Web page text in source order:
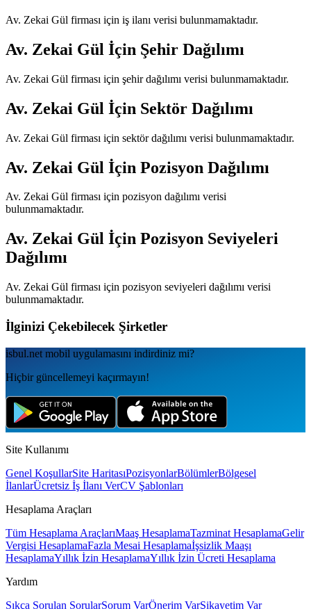
Av. Zekai Gül firması için iş ilanı verisi bulunmamaktadır.
Av. Zekai Gül İçin Şehir Dağılımı
Av. Zekai Gül firması için şehir dağılımı verisi bulunmamaktadır.
Av. Zekai Gül İçin Sektör Dağılımı
Av. Zekai Gül firması için sektör dağılımı verisi bulunmamaktadır.
Av. Zekai Gül İçin Pozisyon Dağılımı
Av. Zekai Gül firması için pozisyon dağılımı verisi
bulunmamaktadır.
Av. Zekai Gül İçin Pozisyon Seviyeleri
Dağılımı
Av. Zekai Gül firması için pozisyon seviyeleri dağılımı verisi
bulunmamaktadır.
İlginizi Çekebilecek Şirketler
isbul.net mobil uygulamаsını indirdiniz mi?
Hiçbir güncellemeyi kaçırmayın!
Site Kullanımı
Genel KoşullarSite HaritasıPozisyonlarBölümlerBölgesel
İlanlarÜcretsiz İş İlanı VerCV Şablonları
Hesaplama Araçları
Tüm Hesaplama AraçlarıMaaş HesaplamaTazminat HesaplamaGelir
Vergisi HesaplamaFazla Mesai Hesaplamaİşsizlik Maaşı
HesaplamaYıllık İzin HesaplamaYıllık İzin Ücreti Hesaplama
Yardım
Sıkça Sorulan SorularSorum VarÖnerim VarŞikayetim Var